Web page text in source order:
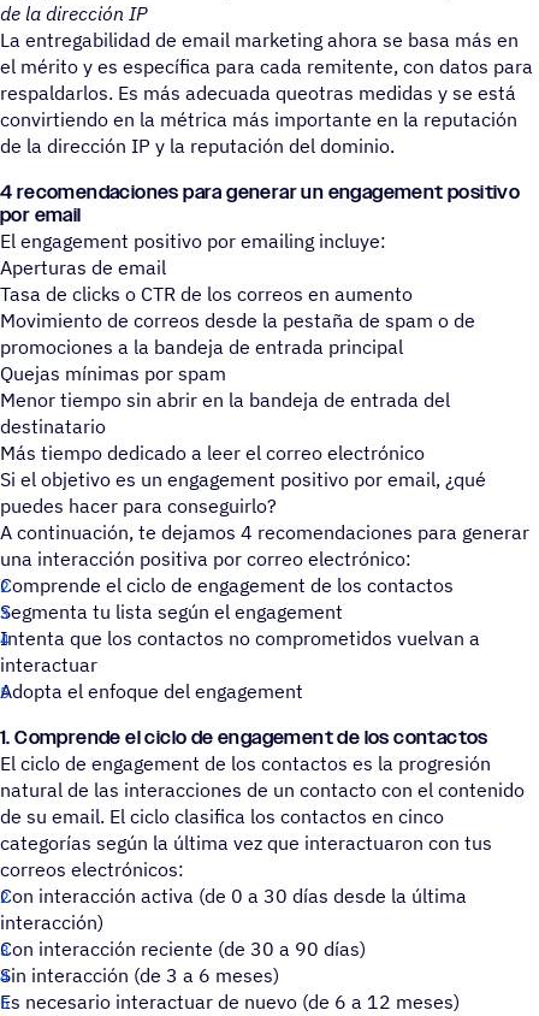
de la dirección IP
La entregabilidad de email marketing ahora se basa más en
el mérito y es específica para cada remitente, con datos para
respaldarlos. Es más adecuada queotras medidas y se est
convirtiendo en la métrica más importante en la reputación
de la dirección IP y la reputación del dominio.
4 recomendaciones para generar un engagement positivo
por email
El engagement positivo por emailing incluye:
Aperturas de email
Tasa de clicks o CTR de los correos en aumento
Movimiento de correos desde la pestaña de spam o de
promociones a la bandeja de entrada principal
Quejas mínimas por spam
Menor tiempo sin abrir en la bandeja de entrada del
destinatario
Más tiempo dedicado a leer el correo electrónico
Si el objetivo es un engagement positivo por email, ¿qué
puedes hacer para conseguirlo?
A continuación, te dejamos 4 recomendaciones para generar
una interacción positiva por correo electrónico:
Comprende el ciclo de engagement de los contactos
Segmenta tu lista según el engagement
Intenta que los contactos no comprometidos vuelvan a
interactuar
Adopta el enfoque del engagement
1. Comprende el ciclo de engagement de los contactos
El ciclo de engagement de los contactos es la progresión
natural de las interacciones de un contacto con el contenido
de su email. El ciclo clasifica los contactos en cinco
categorías según la última vez que interactuaron con tus
correos electrónicos:
Con interacción activa (de 0 a 30 días desde la última
interacción)
Con interacción reciente (de 30 a 90 días)
Sin interacción (de 3 a 6 meses)
Es necesario interactuar de nuevo (de 6 a 12 meses)